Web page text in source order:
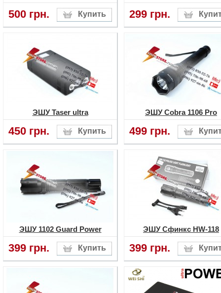
500 грн. 299 грн.
ЭШУ Taser ultra
450 грн.
ЭШУ Cobra 1106 Pro
499 грн.
ЭШУ 1102 Guard Power
399 грн.
ЭШУ Сфинкс HW-118
399 грн.